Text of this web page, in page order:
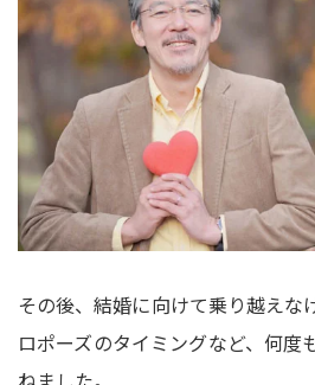
その後、結婚に向けて乗り越えな
ロポーズのタイミングなど、何度